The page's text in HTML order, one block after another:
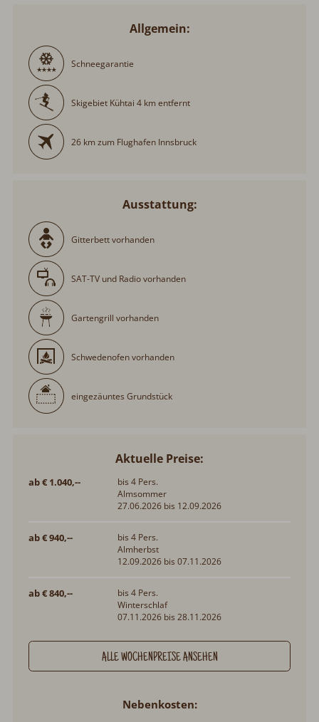
Allgemein:
Schneegarantie
Skigebiet Kühtai 4 km entfernt
26 km zum Flughafen Innsbruck
Ausstattung:
Gitterbett vorhanden
SAT-TV und Radio vorhanden
Gartengrill vorhanden
Schwedenofen vorhanden
eingezäuntes Grundstück
Aktuelle Preise:
ab € 1.040,--
bis 4 Pers.
Almsommer
27.06.2026 bis 12.09.2026
ab € 940,--
bis 4 Pers.
Almherbst
12.09.2026 bis 07.11.2026
ab € 840,--
bis 4 Pers.
Winterschlaf
07.11.2026 bis 28.11.2026
ALLE WOCHENPREISE ANSEHEN
Nebenkosten